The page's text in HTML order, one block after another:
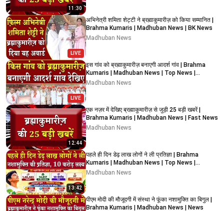
11:30
LIVE
अभिनेत्री शमिता शेट्टी ने ब्रह्माकुमारीज़ को किया सम्मानित |
Brahma Kumaris | Madhuban News | BK News
Madhuban News
LIVE
इस गांव को ब्रह्माकुमारीज़ बनाएगी आदर्श गांव | Brahma
Kumaris | Madhuban News | Top News |
Shantivan
Madhuban News
12:44
एक नज़र में देखिए ब्रह्माकुमारीज़ से जुड़ी 25 बड़ी खबरें |
Brahma Kumaris | Madhuban News | Fast News
Madhuban News
13:42
पहले ही दिन डेढ़ लाख लोगों ने ली प्रतिज्ञा | Brahma
Kumaris | Madhuban News | Top News |
Shantivan
Madhuban News
पीएम मोदी की मौजूदगी में संस्था ने फूंका नशामुक्ति का बिगुल |
Brahma Kumaris | Madhuban News | News